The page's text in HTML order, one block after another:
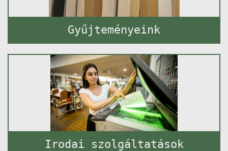
Gyűjteményeink
Irodai szolgáltatások